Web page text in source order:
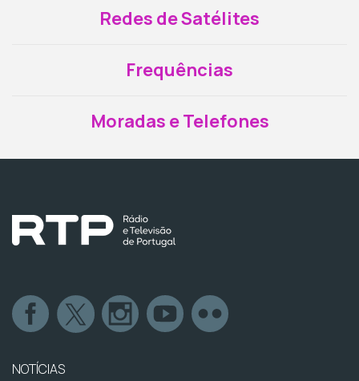
Redes de Satélites
Frequências
Moradas e Telefones
NOTÍCIAS